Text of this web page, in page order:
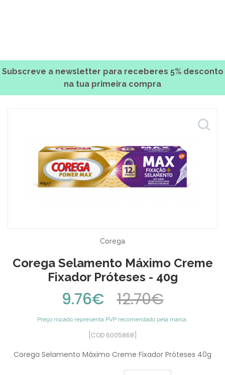
Subscreve a newsletter para receberes 5% desconto
na tua primeira compra
Corega
Corega Selamento Máximo Creme
Fixador Próteses - 40g
9.76€ 12.70€
Preço riscado representa PVP recomendado pela marca.
[COD 6005868]
Corega Selamento Máximo Creme Fixador Próteses 40g